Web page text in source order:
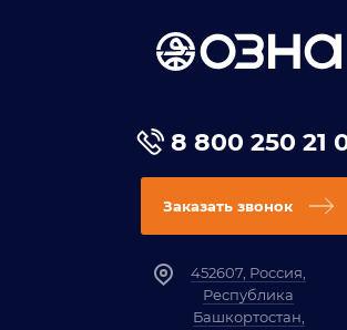
8 800 250 21
Заказать звонок
452607, Россия,
Республика
Башкортостан,